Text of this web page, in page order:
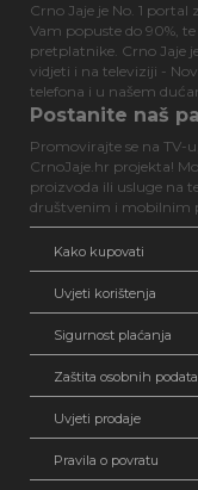
Crno Jaje je No. 1
Vam popuste do 90%,
pretplatnike. Crno Jaje
vidjeti i na televiziji -
telefona i u našem
Postanite naš
Promovirajte se na TV-
CrnoJaje.hr projekta!
proizvoda ili usluge na
društvenim i mobilnim
Kako kupovati
Uvjeti korištenja
Sigurnost plaćanja
Zaštita osobnih
Uvjeti prodaje
Pravila o povratu